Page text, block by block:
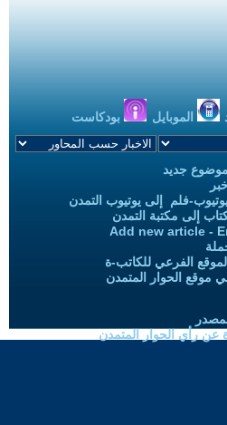
الموبايل بودكاست
جديد
فلم إلى يوتيوب التمدن
إلى مكتبة التمدن
Add new article -
الفرعي للكاتب-ة
موقع الحوار المتمدن
عن رأي الحوار المتمدن